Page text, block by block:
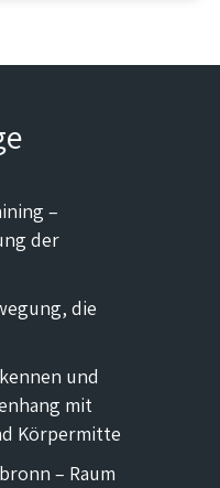
–
der
die
und
mit
Körpermitte
– Raum